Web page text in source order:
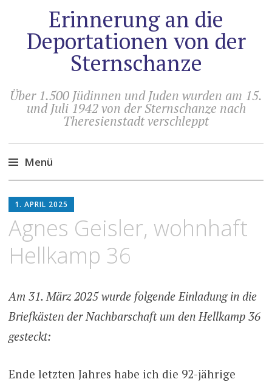
Erinnerung an die
Deportationen von der
Sternschanze
Über 1.500 Jüdinnen und Juden wurden am 15.
und Juli 1942 von der Sternschanze nach
Theresienstadt verschleppt
Menü
Inhalt
springen
1. APRIL 2025
Agnes Geisler, wohnhaft
Hellkamp 36
Am 31. März 2025 wurde folgende Einladung in die
Briefkästen der Nachbarschaft um den Hellkamp 36
gesteckt:
Ende letzten Jahres habe ich die 92-jährige